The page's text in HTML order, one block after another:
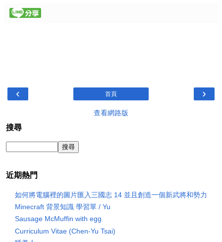
‹ ›
首頁
查看網路版
搜尋
近期熱門
如何將電腦裡的圖片匯入三國志 14 並且創造一個新武將和勢力
Minecraft 背景知識 學習單 / Yu
Sausage McMuffin with egg
Curriculum Vitae (Chen-Yu Tsai)